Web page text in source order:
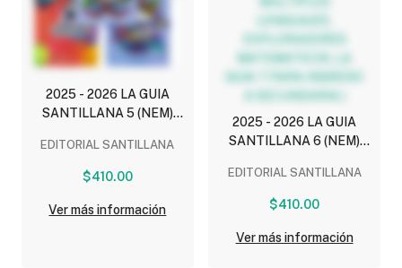
2025 - 2026 LA GUIA
SANTILLANA 5 (NEM)
(PUBLICA) (INCLUYE
ESCENARIOS, MULTIPLES
EXPLORADORES
EDITORIAL SANTILLANA
$410.00
Ver más información
2025 - 2026 LA GUIA
SANTILLANA 6 (NEM)
(PUBLICA) (INCLUYE
ESCENARIOS, MULTIPLES
EXPLORADORES
EDITORIAL SANTILLANA
$410.00
Ver más información